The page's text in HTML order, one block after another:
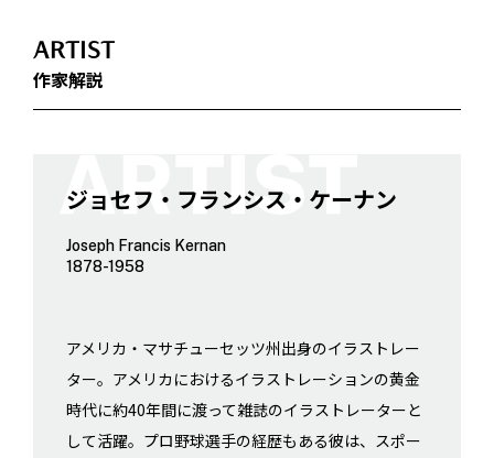
ARTIST
作家解説
ジョセフ・フランシス・ケーナン
Joseph Francis Kernan
1878-1958
アメリカ・マサチューセッツ州出身のイラストレー
ター。アメリカにおけるイラストレーションの黄金
時代に約40年間に渡って雑誌のイラストレーターと
して活躍。プロ野球選手の経歴もある彼は、スポー